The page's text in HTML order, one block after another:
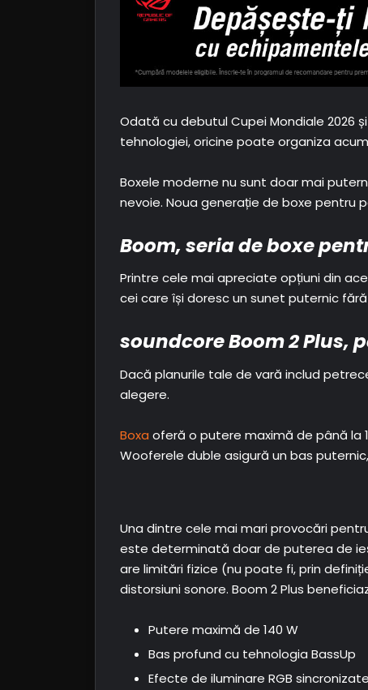
Odată cu debutul Cupei Mondiale 2026
tehnologiei, oricine poate organiza
Boxele moderne nu sunt doar mai
nevoie. Noua generație de boxe pentru
Boom, seria de boxe
Printre cele mai apreciate opțiuni din
cei care își doresc un sunet puternic
soundcore Boom 2 Plus,
Dacă planurile tale de vară includ
alegere.
Boxa oferă o putere maximă de până la
Wooferele duble asigură un bas
Una dintre cele mai mari provocări
este determinată doar de puterea de
are limitări fizice (nu poate fi, prin
distorsiuni sonore. Boom 2 Plus
Putere maximă de 140 W
Bas profund cu tehnologia BassUp
Efecte de iluminare RGB